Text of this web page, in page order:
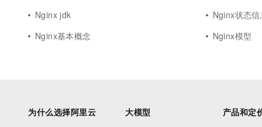
Nginx jdk
Nginx状态
Nginx基本概念
Nginx模型
为什么选择阿里云
大模型
产品和定